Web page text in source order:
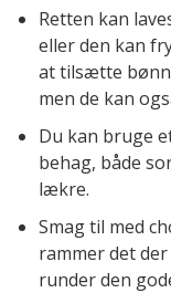
Retten kan
eller den kan
at tilsætte
men de kan
Du kan bruge
behag, både
lækre.
Smag til med
rammer det
runder den